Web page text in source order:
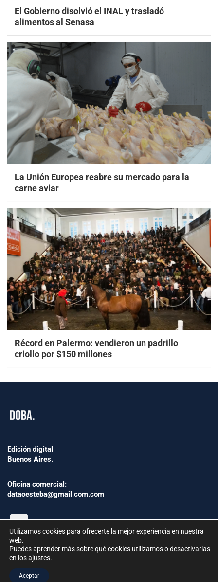
El Gobierno disolvió el INAL y trasladó
alimentos al Senasa
La Unión Europea reabre su mercado para la
carne aviar
Récord en Palermo: vendieron un padrillo
criollo por $150 millones
Edición digital
Buenos Aires.
Oficina comercial:
dataoesteba@gmail.com.com
República Argentina | Todos los derechos reservados.
Utilizamos cookies para ofrecerte la mejor experiencia en nuestra
web.
Puedes aprender más sobre qué cookies utilizamos o desactivarlas
en losajustes.
Aceptar